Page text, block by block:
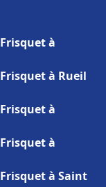
à
à Rueil
à
à
à Saint